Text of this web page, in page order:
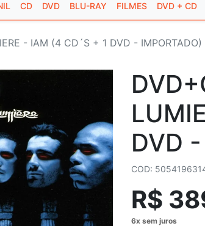
CD DVD BLU-RAY FILMES DVD + CD
- IAM (4 CD´S + 1 DVD - IMPORTADO)
DVD
COD:
R$